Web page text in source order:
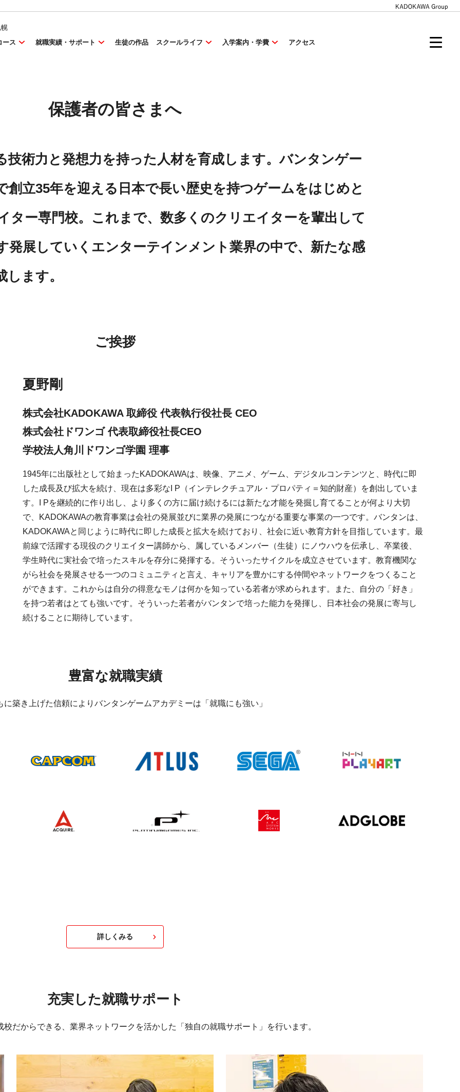
ース
就職実績・サポート 生徒の作品 スクールライフ 入学案内・学費 アクセス
保護者の皆さまへ
技術力と発想力を持った人材を育成します。バンタンゲー
創立35年を迎える日本で長い歴史を持つゲームをはじめと
ター専門校。これまで、数多くのクリエイターを輩出して
発展していくエンターテインメント業界の中で、新たな感
ます。
ご挨拶
夏野剛
株式会社KADOKAWA 取締役 代表執行役社長 CEO
株式会社ドワンゴ 代表取締役社長CEO
学校法人角川ドワンゴ学園 理事
1945年に出版社として始まったKADOKAWAは、映像、アニメ、ゲーム、デジタルコンテンツと、時代に即
した成長及び拡大を続け、現在は多彩なI P（インテレクチュアル・プロパティ＝知的財産）を創出していま
す。I Pを継続的に作り出し、より多くの方に届け続けるには新たな才能を発掘し育てることが何より大切
で、KADOKAWAの教育事業は会社の発展並びに業界の発展につながる重要な事業の一つです。バンタンは、
KADOKAWAと同じように時代に即した成長と拡大を続けており、社会に近い教育方針を目指しています。最
前線で活躍する現役のクリエイター講師から、属しているメンバー（生徒）にノウハウを伝承し、卒業後、
学生時代に実社会で培ったスキルを存分に発揮する。そういったサイクルを成立させています。教育機関な
がら社会を発展させる一つのコミュニティと言え、キャリアを豊かにする仲間やネットワークをつくること
ができます。これからは自分の得意なモノは何かを知っている若者が求められます。また、自分の「好き」
を持つ若者はとても強いです。そういった若者がバンタンで培った能力を発揮し、日本社会の発展に寄与し
続けることに期待しています。
豊富な就職実績
に築き上げた信頼によりバンタンゲームアカデミーは「就職にも強い」
詳しくみる
充実した就職サポート
だからできる、業界ネットワークを活かした「独自の就職サポート」を行います。